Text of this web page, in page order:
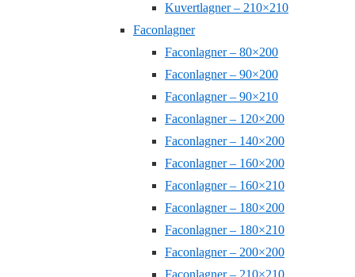
Kuvertlagner – 210×210
Faconlagner
Faconlagner – 80×200
Faconlagner – 90×200
Faconlagner – 90×210
Faconlagner – 120×200
Faconlagner – 140×200
Faconlagner – 160×200
Faconlagner – 160×210
Faconlagner – 180×200
Faconlagner – 180×210
Faconlagner – 200×200
Faconlagner – 210×210